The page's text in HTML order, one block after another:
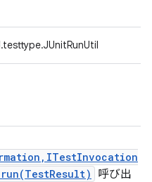
呼び出